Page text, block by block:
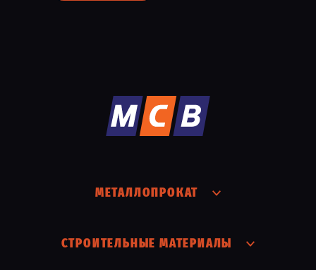
МЕТАЛЛОПРОКАТ
СТРОИТЕЛЬНЫЕ МАТЕРИАЛЫ